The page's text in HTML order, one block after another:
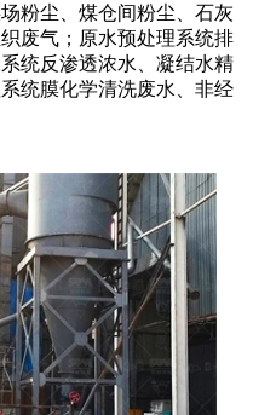
粉尘、煤仓间粉尘、石灰
废气；原水预处理系统排
统反渗透浓水、凝结水精
统膜化学清洗废水、非经